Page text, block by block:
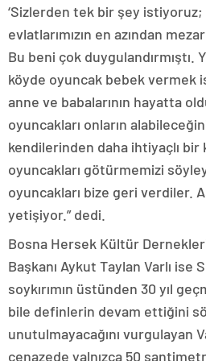
‘Sizlerden tek bir şey
evlatlarımızın en azından
Bu beni çok
köyde oyuncak bebek vermek
anne ve babalarının hayatta
oyuncakları onların
kendilerinden daha ihtiyaçlı
oyuncakları götürmemizi
oyuncakları bize geri verdiler.
yetişiyor.” dedi.
Bosna Hersek Kültür
Başkanı Aykut Taylan Varlı ise
soykırımın üstünden 30 yıl
bile definlerin devam ettiğini
unutulmayacağını vurgulayan
cenazede yalnızca 50